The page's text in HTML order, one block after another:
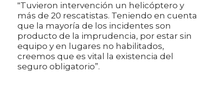
"Tuvieron intervención un helicóptero y
más de 20 rescatistas. Teniendo en cuenta
que la mayoría de los incidentes son
producto de la imprudencia, por estar sin
equipo y en lugares no habilitados,
creemos que es vital la existencia del
seguro obligatorio”.